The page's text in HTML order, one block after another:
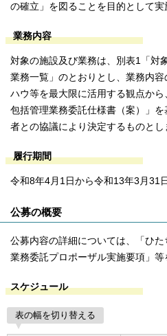
の確立」を図ることを目的として実
業務内容
対象の施設及び業務は、別表1「対
業務一覧」のとおりとし、業務内
ハウ等を最大限に活用する観点か
包括管理業務委託仕様書（案）」
者との協議により決定するものとし
履行期間
令和8年4月1日から令和13年3月31
公募の概要
公募内容の詳細については、「ひ
業務委託プロポーザル実施要項」等
スケジュール
表の幅を切り替える